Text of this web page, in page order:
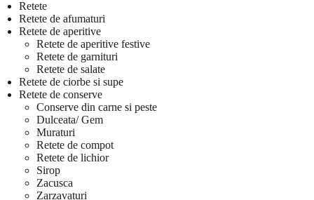
Retete
Retete de afumaturi
Retete de aperitive
Retete de aperitive festive
Retete de garnituri
Retete de salate
Retete de ciorbe si supe
Retete de conserve
Conserve din carne si peste
Dulceata/ Gem
Muraturi
Retete de compot
Retete de lichior
Sirop
Zacusca
Zarzavaturi